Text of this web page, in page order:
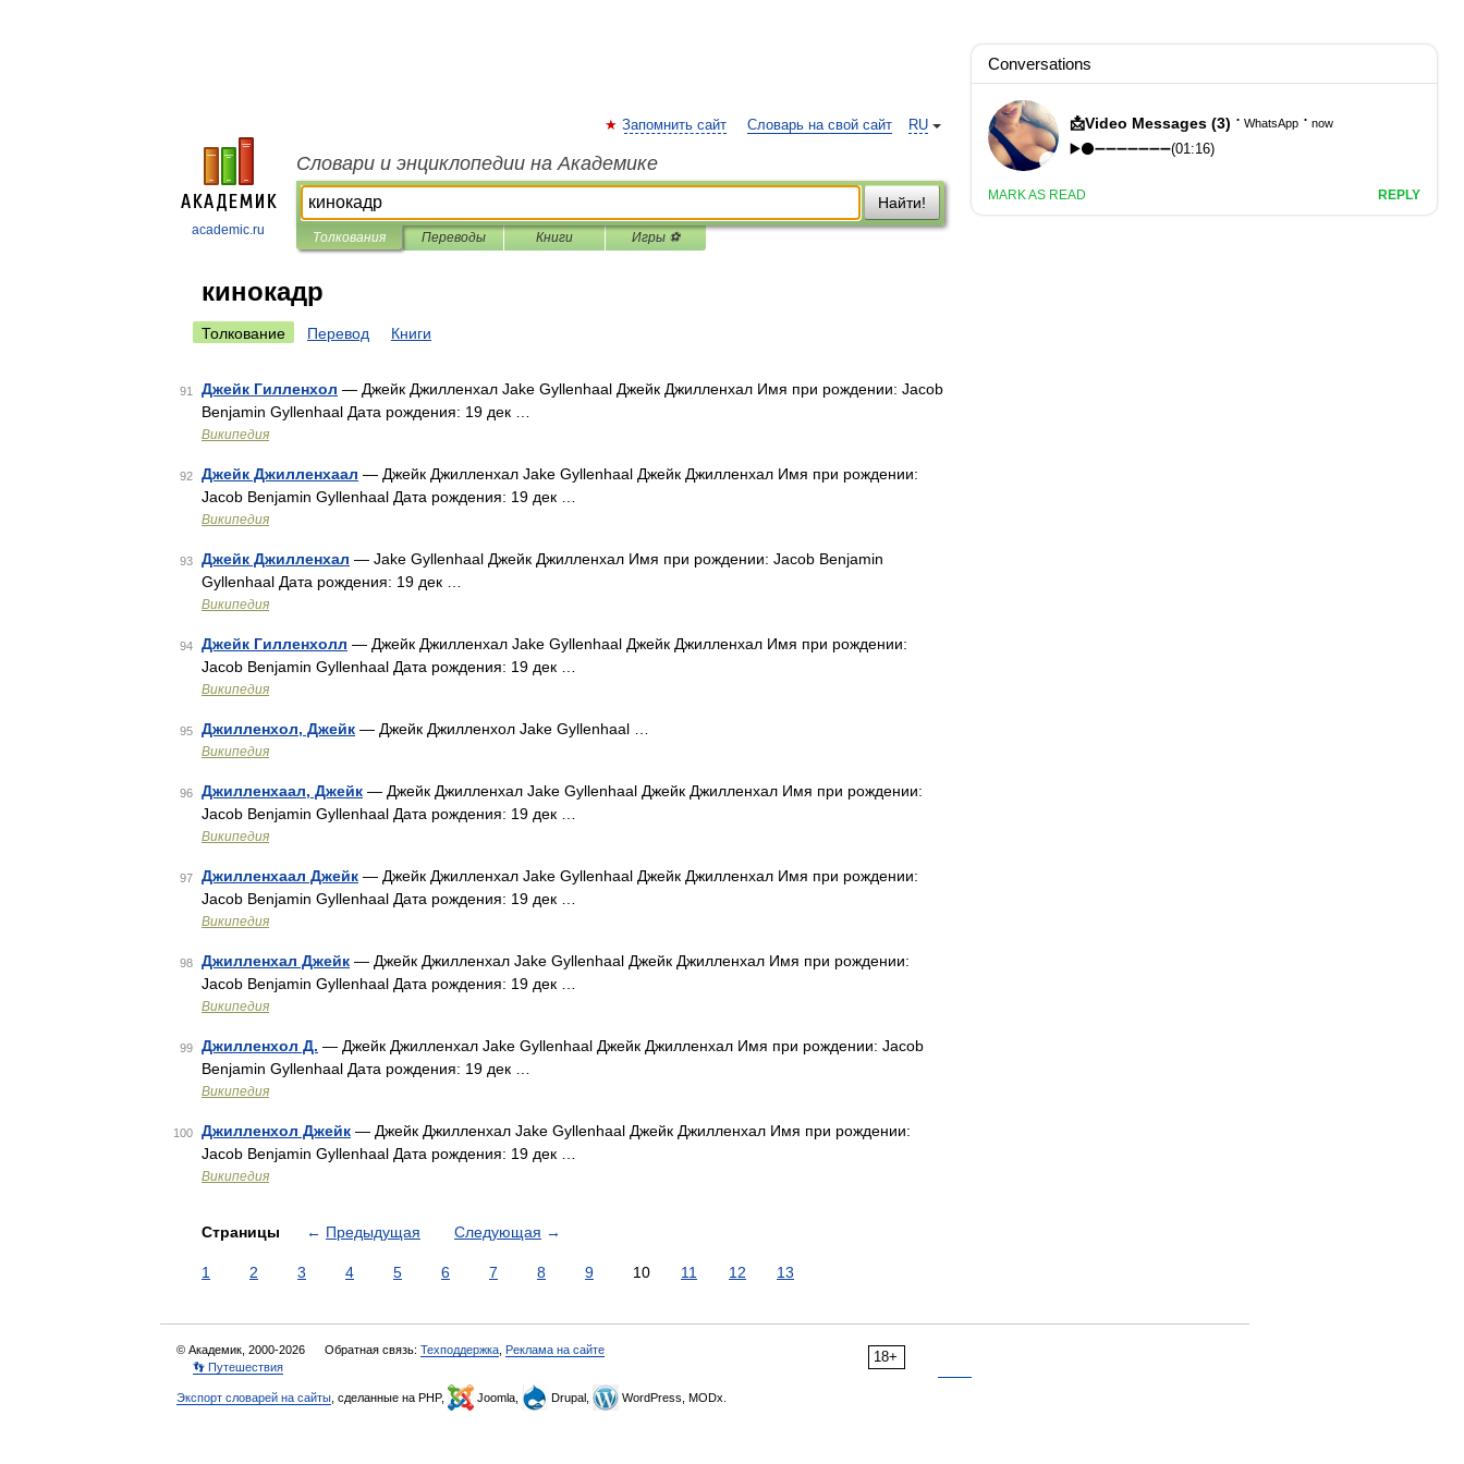
academic.ru
RU
Запомнить сайт Словарь на свой сайт
Словари и энциклопедии на Академике
Найти!
Толкования Переводы Книги Игры ⚽
кинокадр
Толкование Перевод Книги
91 Джейк Гилленхол — Джейк Джилленхал Jake Gyllenhaal Джейк Джилленхал Имя при рождении: Jacob
Benjamin Gyllenhaal Дата рождения: 19 дек …
Википедия
92 Джейк Джилленхаал — Джейк Джилленхал Jake Gyllenhaal Джейк Джилленхал Имя при рождении:
Jacob Benjamin Gyllenhaal Дата рождения: 19 дек …
Википедия
93 Джейк Джилленхал — Jake Gyllenhaal Джейк Джилленхал Имя при рождении: Jacob Benjamin
Gyllenhaal Дата рождения: 19 дек …
Википедия
94 Джейк Гилленхолл — Джейк Джилленхал Jake Gyllenhaal Джейк Джилленхал Имя при рождении:
Jacob Benjamin Gyllenhaal Дата рождения: 19 дек …
Википедия
95 Джилленхол, Джейк — Джейк Джилленхол Jake Gyllenhaal …
Википедия
96 Джилленхаал, Джейк — Джейк Джилленхал Jake Gyllenhaal Джейк Джилленхал Имя при рождении:
Jacob Benjamin Gyllenhaal Дата рождения: 19 дек …
Википедия
97 Джилленхаал Джейк — Джейк Джилленхал Jake Gyllenhaal Джейк Джилленхал Имя при рождении:
Jacob Benjamin Gyllenhaal Дата рождения: 19 дек …
Википедия
98 Джилленхал Джейк — Джейк Джилленхал Jake Gyllenhaal Джейк Джилленхал Имя при рождении:
Jacob Benjamin Gyllenhaal Дата рождения: 19 дек …
Википедия
99 Джилленхол Д. — Джейк Джилленхал Jake Gyllenhaal Джейк Джилленхал Имя при рождении: Jacob
Benjamin Gyllenhaal Дата рождения: 19 дек …
Википедия
100 Джилленхол Джейк — Джейк Джилленхал Jake Gyllenhaal Джейк Джилленхал Имя при рождении:
Jacob Benjamin Gyllenhaal Дата рождения: 19 дек …
Википедия
Страницы ← Предыдущая Следующая →
1 2 3 4 5 6 7 8 9 10 11 12 13
18+
© Академик, 2000-2026 Обратная связь: Техподдержка Реклама на сайте
👣 Путешествия
Экспорт словарей на сайты , сделанные на PHP, Joomla, Drupal, WordPress, MODx.